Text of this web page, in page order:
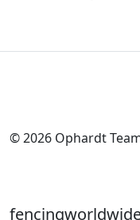
© 2026 Ophardt